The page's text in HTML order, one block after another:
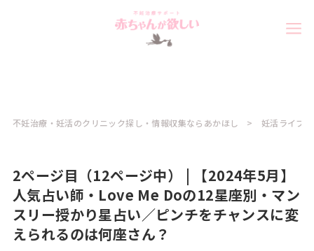
不妊治療・妊活のクリニック探し・情報収集ならあかほし 妊活ライフ
2ページ目（12ページ中） | 【2024年5月】
人気占い師・Love Me Doの12星座別・マン
スリー授かり星占い／ピンチをチャンスに変
えられるのは何座さん？